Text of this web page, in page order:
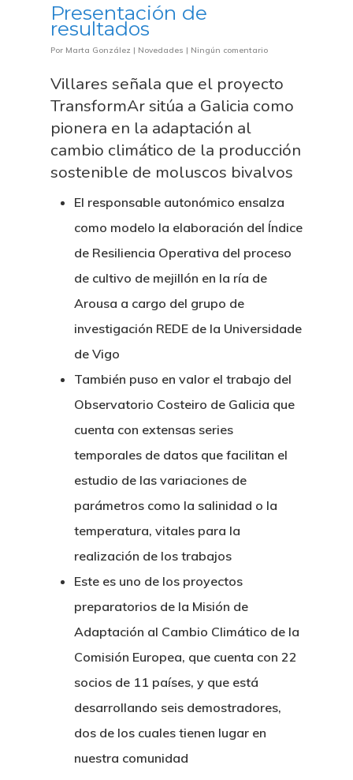
Presentación de
resultados
Por Marta González | Novedades | Ningún comentario
Villares señala que el proyecto
TransformAr sitúa a Galicia como
pionera en la adaptación al
cambio climático de la producción
sostenible de moluscos bivalvos
El responsable autonómico ensalza
como modelo la elaboración del Índice
de Resiliencia Operativa del proceso
de cultivo de mejillón en la ría de
Arousa a cargo del grupo de
investigación REDE de la Universidade
de Vigo
También puso en valor el trabajo del
Observatorio Costeiro de Galicia que
cuenta con extensas series
temporales de datos que facilitan el
estudio de las variaciones de
parámetros como la salinidad o la
temperatura, vitales para la
realización de los trabajos
Este es uno de los proyectos
preparatorios de la Misión de
Adaptación al Cambio Climático de la
Comisión Europea, que cuenta con 22
socios de 11 países, y que está
desarrollando seis demostradores,
dos de los cuales tienen lugar en
nuestra comunidad